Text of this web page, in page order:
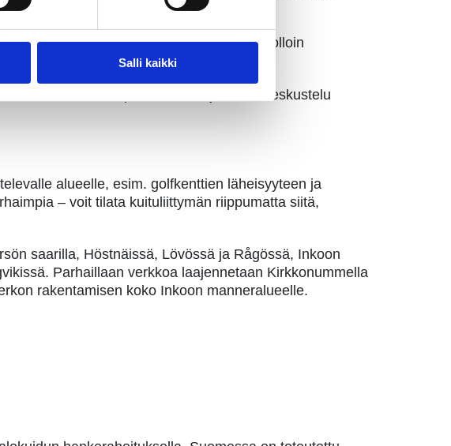
Salli kaikki
Jari Peltonen valaisee.
muuttua pysyvän asumisen alueiksi, jolloin
kiinnostuneet naapurit mukaan ja avata keskustelu
alueelle, esim. golfkenttien läheisyyteen ja
– voit tilata kuituliittymän riippumatta siitä,
saarilla, Höstnäissä, Lövössä ja Rågössä, Inkoon
Parhaillaan verkkoa laajennetaan Kirkkonummella
rakentamisen koko Inkoon manneralueelle.